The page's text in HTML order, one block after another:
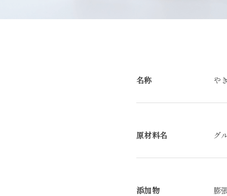
名称 や
原材料名 グ
添加物 膨